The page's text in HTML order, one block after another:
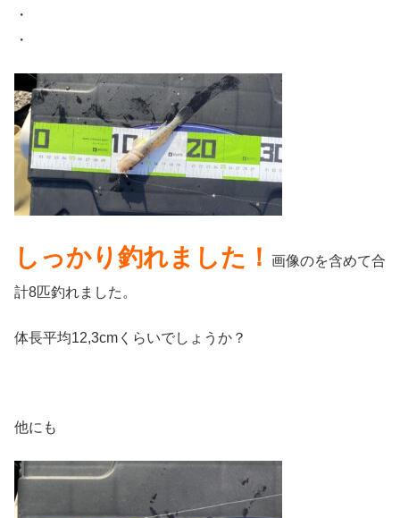
・
・
しっかり釣れました！ 画像のを含めて合
計8匹釣れました。
体長平均12,3cmくらいでしょうか？
他にも